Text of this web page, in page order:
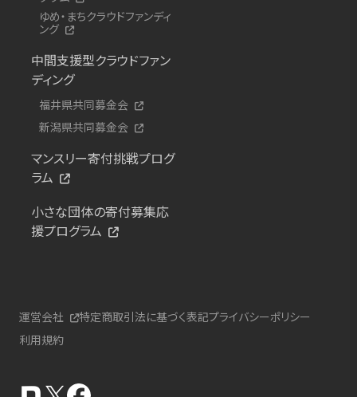
ゆめ・まちクラウドファンディ
ング
中間支援型クラウドファン
ディング
福井県共同募金会
新潟県共同募金会
マンスリー寄付挑戦プログ
ラム
小さな団体の寄付募集応
援プログラム
運営会社 特定商取引法に基づく表記プライバシーポリシー
利用規約